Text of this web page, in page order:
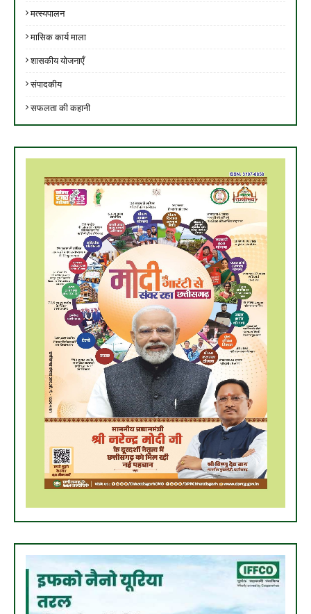
मत्स्यपालन
मासिक कार्य माला
शासकीय योजनाएँ
संपादकीय
सफलता की कहानी